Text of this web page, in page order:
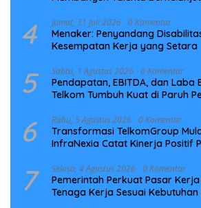
4 Jumat, 31 Juli 2026 0 Komentar
Menaker: Penyandang
Kesempatan Kerja yang Setara
5 Sabtu, 1 Agustus 2026 0 Komentar
Pendapatan, EBITDA, dan Laba
Telkom Tumbuh Kuat di Paruh
6 Rabu, 5 Agustus 2026 0 Komentar
Transformasi TelkomGroup
InfraNexia Catat Kinerja Positif
7 Selasa, 4 Agustus 2026 0 Komentar
Pemerintah Perkuat Pasar
Tenaga Kerja Sesuai